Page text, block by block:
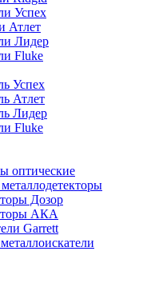
Успех
Атлет
Лидер
Fluke
Успех
Атлет
Лидер
Fluke
оптические
Дозор
АКА
Garrett